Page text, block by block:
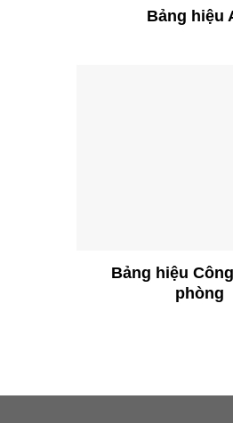
Bảng hiệu
Bảng hiệu
phòng